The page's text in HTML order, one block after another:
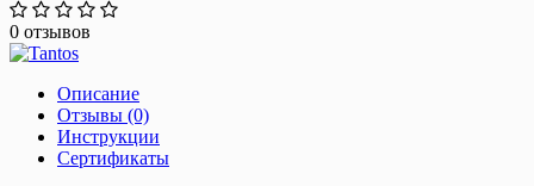
0 отзывов
Описание
Отзывы (0)
Инструкции
Сертификаты